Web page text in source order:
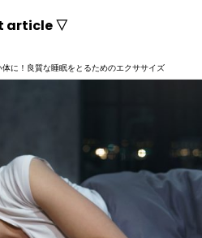
article ▽
に！良質な睡眠をとるためのエクササイズ